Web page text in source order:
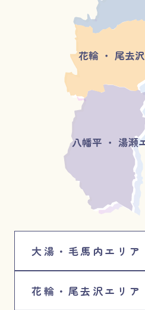
花輪 ・
八幡平 ・
大湯・毛馬内エリア
花輪・尾去沢エリア